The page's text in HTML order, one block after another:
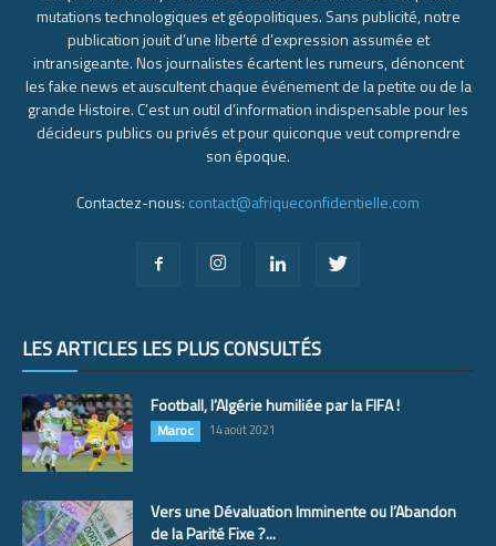
mutations technologiques et géopolitiques. Sans publicité, notre
publication jouit d’une liberté d’expression assumée et
intransigeante. Nos journalistes écartent les rumeurs, dénoncent
les fake news et auscultent chaque événement de la petite ou de la
grande Histoire. C’est un outil d’information indispensable pour les
décideurs publics ou privés et pour quiconque veut comprendre
son époque.
Contactez-nous: contact@afriqueconfidentielle.com
LES ARTICLES LES PLUS CONSULTÉS
Football, l’Algérie humiliée par la FIFA !
Maroc 14 août 2021
Vers une Dévaluation Imminente ou l’Abandon
de la Parité Fixe ?...